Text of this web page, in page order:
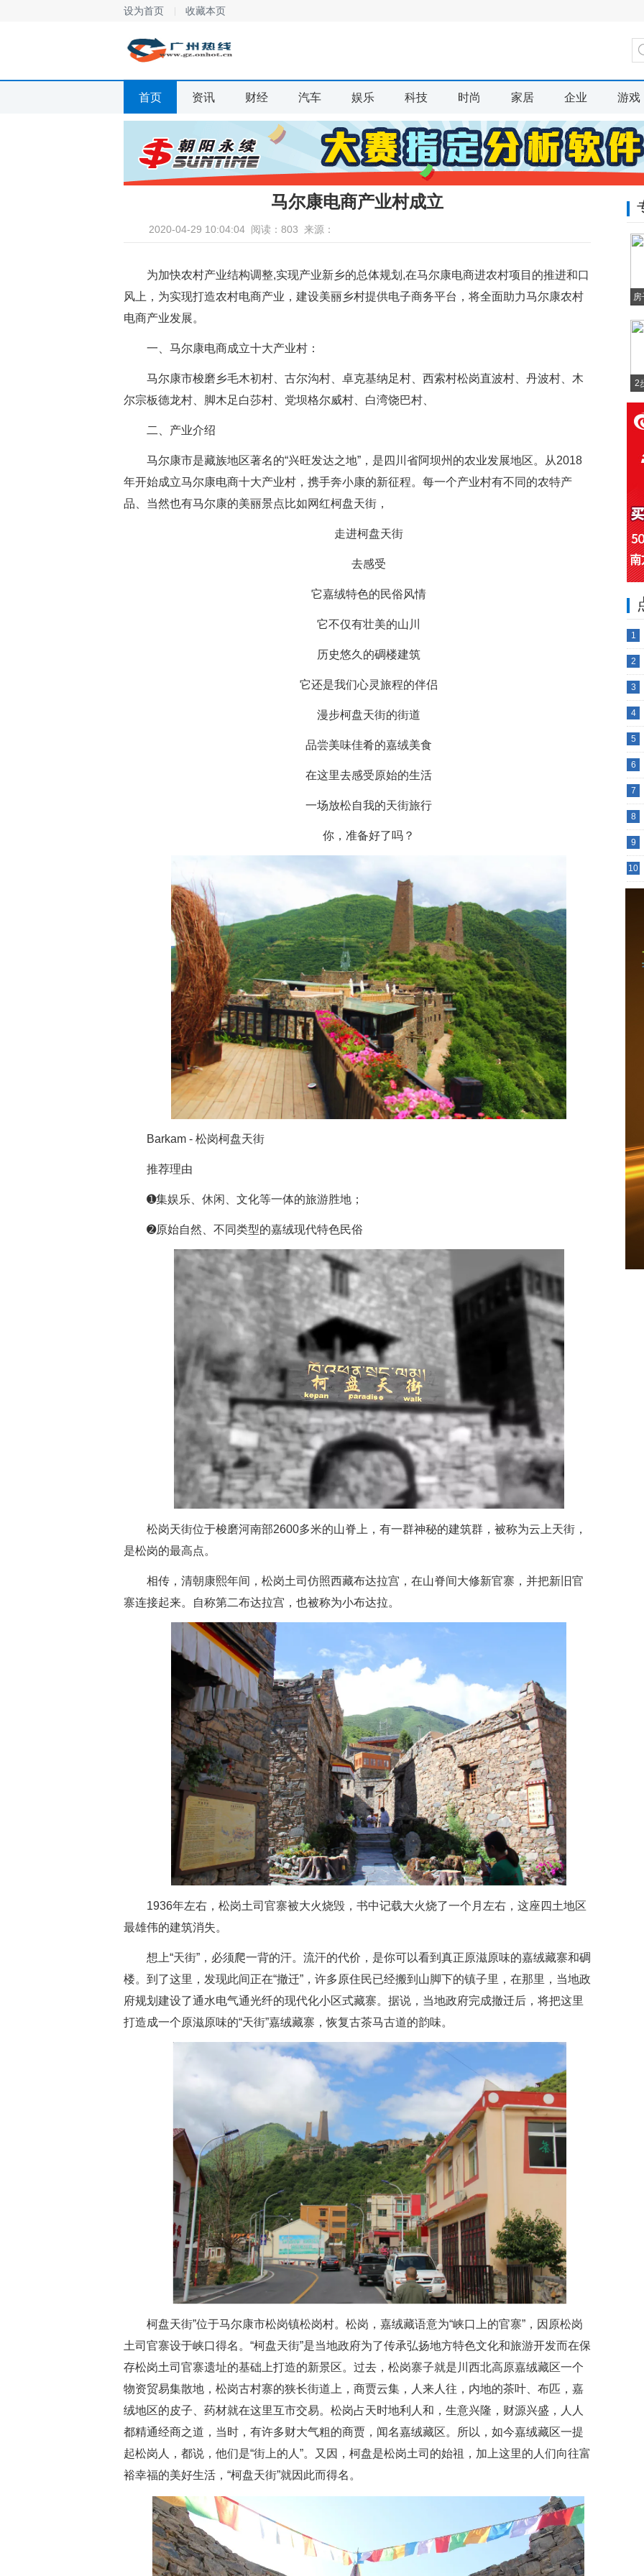
设为首页 收藏本页
首页 资讯 财经 汽车 娱乐 科技 时尚 家居 企业 游戏
马尔康电商产业村成立
2020-04-29 10:04:04 阅读：803 来源：
为加快农村产业结构调整,实现产业新乡的总体规划,在马尔康电商进农村项目的推进和口
风上，为实现打造农村电商产业，建设美丽乡村提供电子商务平台，将全面助力马尔康农村
电商产业发展。
一、马尔康电商成立十大产业村：
马尔康市梭磨乡毛木初村、古尔沟村、卓克基纳足村、西索村松岗直波村、丹波村、木
尔宗板德龙村、脚木足白莎村、党坝格尔威村、白湾饶巴村、
二、产业介绍
马尔康市是藏族地区著名的“兴旺发达之地”，是四川省阿坝州的农业发展地区。从2018
年开始成立马尔康电商十大产业村，携手奔小康的新征程。每一个产业村有不同的农特产
品、当然也有马尔康的美丽景点比如网红柯盘天街，
走进柯盘天街
去感受
它嘉绒特色的民俗风情
它不仅有壮美的山川
历史悠久的碉楼建筑
它还是我们心灵旅程的伴侣
漫步柯盘天街的街道
品尝美味佳肴的嘉绒美食
在这里去感受原始的生活
一场放松自我的天街旅行
你，准备好了吗？
Barkam - 松岗柯盘天街
推荐理由
➊集娱乐、休闲、文化等一体的旅游胜地；
➋原始自然、不同类型的嘉绒现代特色民俗
松岗天街位于梭磨河南部2600多米的山脊上，有一群神秘的建筑群，被称为云上天街，
是松岗的最高点。
相传，清朝康熙年间，松岗土司仿照西藏布达拉宫，在山脊间大修新官寨，并把新旧官
寨连接起来。自称第二布达拉宫，也被称为小布达拉。
1936年左右，松岗土司官寨被大火烧毁，书中记载大火烧了一个月左右，这座四土地区
最雄伟的建筑消失。
想上“天街”，必须爬一背的汗。流汗的代价，是你可以看到真正原滋原味的嘉绒藏寨和碉
楼。到了这里，发现此间正在“撤迁”，许多原住民已经搬到山脚下的镇子里，在那里，当地政
府规划建设了通水电气通光纤的现代化小区式藏寨。据说，当地政府完成撤迁后，将把这里
打造成一个原滋原味的“天街”嘉绒藏寨，恢复古茶马古道的韵味。
柯盘天街”位于马尔康市松岗镇松岗村。松岗，嘉绒藏语意为“峡口上的官寨”，因原松岗
土司官寨设于峡口得名。“柯盘天街”是当地政府为了传承弘扬地方特色文化和旅游开发而在保
存松岗土司官寨遗址的基础上打造的新景区。过去，松岗寨子就是川西北高原嘉绒藏区一个
物资贸易集散地，松岗古村寨的狭长街道上，商贾云集，人来人往，内地的茶叶、布匹，嘉
绒地区的皮子、药材就在这里互市交易。松岗占天时地利人和，生意兴隆，财源兴盛，人人
都精通经商之道，当时，有许多财大气粗的商贾，闻名嘉绒藏区。所以，如今嘉绒藏区一提
起松岗人，都说，他们是“街上的人”。又因，柯盘是松岗土司的始祖，加上这里的人们向往富
裕幸福的美好生活，“柯盘天街”就因此而得名。
2
1
2
3
4
5
6
7
8
9
10